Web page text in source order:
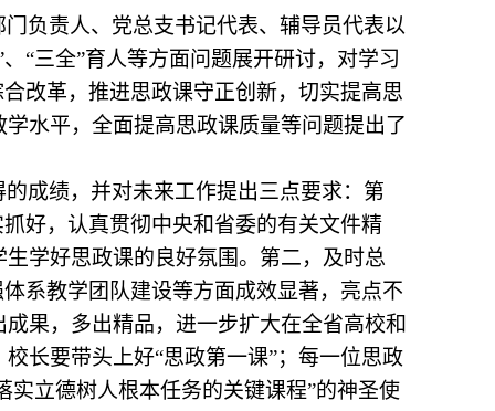
负责人、党总支书记代表、辅导员代表以
“三全”育人等方面问题展开研讨，对学习
改革，推进思政课守正创新，切实提高思
水平，全面提高思政课质量等问题提出了
成绩，并对未来工作提出三点要求：第
好，认真贯彻中央和省委的有关文件精
学好思政课的良好氛围。第二，及时总
系教学团队建设等方面成效显著，亮点不
果，多出精品，进一步扩大在全省高校和
长要带头上好“思政第一课”；每一位思政
实立德树人根本任务的关键课程”的神圣使